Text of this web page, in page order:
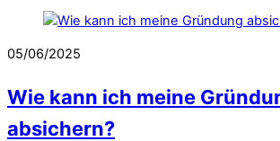
05/06/2025
Wie kann ich meine
absichern?